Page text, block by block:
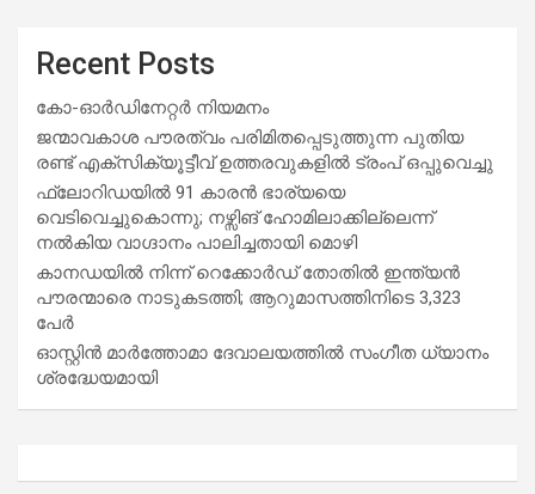
Recent Posts
കോ-ഓർഡിനേറ്റർ നിയമനം
ജന്മാവകാശ പൗരത്വം പരിമിതപ്പെടുത്തുന്ന പുതിയ
രണ്ട് എക്സിക്യൂട്ടീവ് ഉത്തരവുകളിൽ ട്രംപ് ഒപ്പുവെച്ചു
ഫ്ലോറിഡയിൽ 91 കാരൻ ഭാര്യയെ
വെടിവെച്ചുകൊന്നു; നഴ്സിങ് ഹോമിലാക്കില്ലെന്ന്
നൽകിയ വാഗ്ദാനം പാലിച്ചതായി മൊഴി
കാനഡയിൽ നിന്ന് റെക്കോർഡ് തോതിൽ ഇന്ത്യൻ
പൗരന്മാരെ നാടുകടത്തി; ആറുമാസത്തിനിടെ 3,323
പേർ
ഓസ്റ്റിൻ മാർത്തോമാ ദേവാലയത്തിൽ സംഗീത ധ്യാനം
ശ്രദ്ധേയമായി